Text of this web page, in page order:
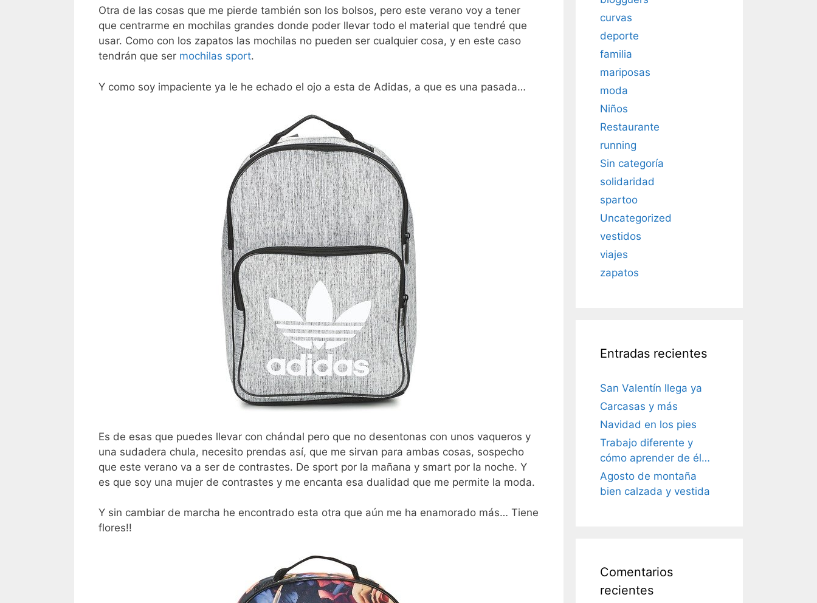
Otra de las cosas que me pierde también son los bolsos, pero este verano voy a tener
que centrarme en mochilas grandes donde poder llevar todo el material que tendré que
usar. Como con los zapatos las mochilas no pueden ser cualquier cosa, y en este caso
tendrán que ser mochilas sport.
Y como soy impaciente ya le he echado el ojo a esta de Adidas, a que es una pasada…
Es de esas que puedes llevar con chándal pero que no desentonas con unos vaqueros y
una sudadera chula, necesito prendas así, que me sirvan para ambas cosas, sospecho
que este verano va a ser de contrastes. De sport por la mañana y smart por la noche. Y
es que soy una mujer de contrastes y me encanta esa dualidad que me permite la moda.
Y sin cambiar de marcha he encontrado esta otra que aún me ha enamorado más… Tiene
flores!!
curvas
deporte
familia
mariposas
moda
Niños
Restaurante
running
Sin categoría
solidaridad
spartoo
Uncategorized
vestidos
viajes
zapatos
Entradas recientes
San Valentín llega ya
Carcasas y más
Navidad en los pies
Trabajo diferente y
cómo aprender de él…
Agosto de montaña
bien calzada y vestida
Comentarios
recientes